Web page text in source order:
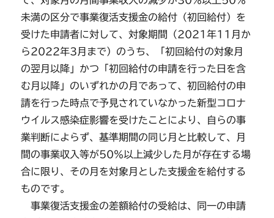
未満の区分で事業復活支援金の給付（初回給付）を
受けた申請者に対して、対象期間（2021年11月か
ら2022年3月まで）のうち、「初回給付の対象月
の翌月以降」かつ「初回給付の申請を行った日を含
む月以降」のいずれかの月であって、初回給付の申
請を行った時点で予見されていなかった新型コロナ
ウイルス感染症影響を受けたことにより、自らの事
業判断によらず、基準期間の同じ月と比較して、月
間の事業収入等が50％以上減少した月が存在する場
合に限り、その月を対象月とした支援金を給付する
ものです。
事業復活支援金の差額給付の受給は、同一の申請